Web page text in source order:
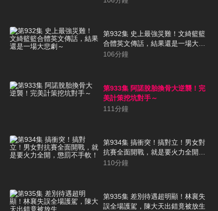
第932集 史上最強災難！文綺籃籃
合體英文傳話，結果還是一場大悲
劇～
106分鐘
第933集 阿諾脫胎換骨大逆襲！完
美計策挖坑對手～
111分鐘
第934集 搞衝突！搞對立！男女對
抗賽全面開戰，就是要火力全開，
懲罰不手軟！
110分鐘
第935集 差別待遇超明顯！林襄失
誤全場護駕，陳大天出錯竟被放生